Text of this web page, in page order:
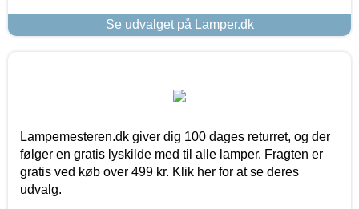
Se udvalget på Lamper.dk
Lampemesteren.dk giver dig 100 dages returret, og der
følger en gratis lyskilde med til alle lamper. Fragten er
gratis ved køb over 499 kr. Klik her for at se deres
udvalg.